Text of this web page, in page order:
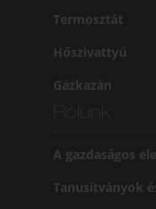
Termosztát
Hőszivattyú
Gázkazán
A gazdaságos
Tanusítványok